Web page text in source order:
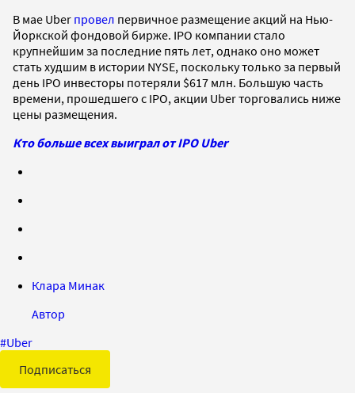
В мае Uber провел первичное размещение акций на Нью-
Йоркской фондовой бирже. IPO компании стало
крупнейшим за последние пять лет, однако оно может
стать худшим в истории NYSE, поскольку только за первый
день IPO инвесторы потеряли $617 млн. Большую часть
времени, прошедшего с IPO, акции Uber торговались ниже
цены размещения.
Кто больше всех выиграл от IPO Uber
Клара Минак
Автор
#Uber
Подписаться